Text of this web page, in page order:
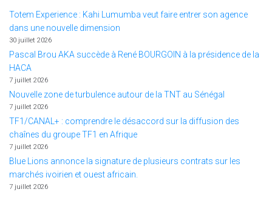
Totem Experience : Kahi Lumumba veut faire entrer son agence
dans une nouvelle dimension
30 juillet 2026
Pascal Brou AKA succède à René BOURGOIN à la présidence de la
HACA
7 juillet 2026
Nouvelle zone de turbulence autour de la TNT au Sénégal
7 juillet 2026
TF1/CANAL+ : comprendre le désaccord sur la diffusion des
chaînes du groupe TF1 en Afrique
7 juillet 2026
Blue Lions annonce la signature de plusieurs contrats sur les
marchés ivoirien et ouest africain.
7 juillet 2026